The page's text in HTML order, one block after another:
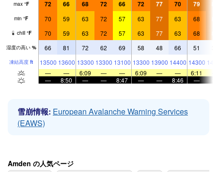
max °F 72 66 68 72 66 72 77 70 79
min °F 70 59 63 72 57 63 77 63 68
chill °F 70 59 63 72 57 63 77 63 68
湿度の高い % 66 81 72 62 69 58 48 66 51
凍結高度 ft 13500 13600 13300 13300 13100 13300 13900 14400 14300
—
— 6:09 — — 6:09 — — 6:11
—
8:50 — — 8:47 — — 8:46 —
雪崩情報: European Avalanche Warning Services
(EAWS)
Amden の人気ページ